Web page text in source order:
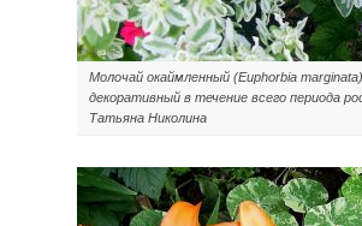
Молочай окаймленный (Euphorbia marginata)
декоративный в течение всего периода
Татьяна Николина